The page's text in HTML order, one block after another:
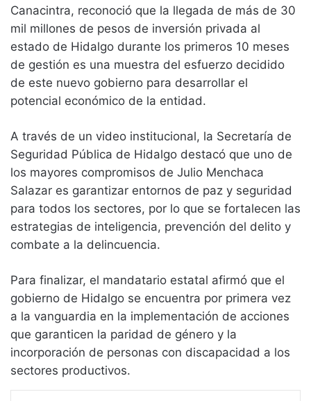
Canacintra, reconoció que la llegada de más de 30
mil millones de pesos de inversión privada al
estado de Hidalgo durante los primeros 10 meses
de gestión es una muestra del esfuerzo decidido
de este nuevo gobierno para desarrollar el
potencial económico de la entidad.
A través de un video institucional, la Secretaría de
Seguridad Pública de Hidalgo destacó que uno de
los mayores compromisos de Julio Menchaca
Salazar es garantizar entornos de paz y seguridad
para todos los sectores, por lo que se fortalecen las
estrategias de inteligencia, prevención del delito y
combate a la delincuencia.
Para finalizar, el mandatario estatal afirmó que el
gobierno de Hidalgo se encuentra por primera vez
a la vanguardia en la implementación de acciones
que garanticen la paridad de género y la
incorporación de personas con discapacidad a los
sectores productivos.